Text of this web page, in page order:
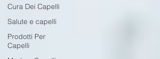
Cura Dei Capelli
Salute e capelli
Prodotti Per
Capelli